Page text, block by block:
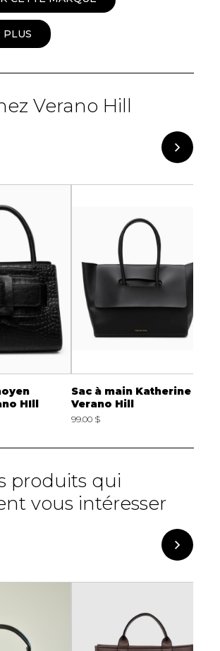
PLUS
Verano Hill
HIll
Sac à main Katherine
Verano Hill
99.00 $
produits qui
vous intéresser